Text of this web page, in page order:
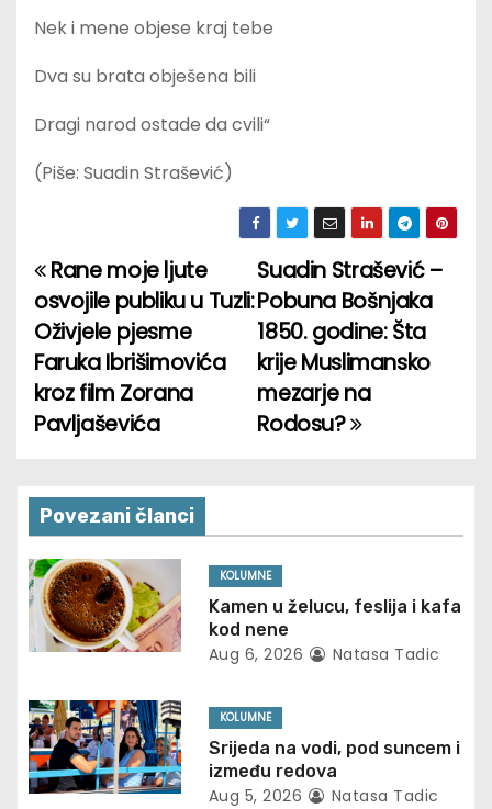
Nek i mene objese kraj tebe
Dva su brata obješena bili
Dragi narod ostade da cvili“
(Piše: Suadin Strašević)
P
o
s
t
a
v
i
g
a
t
i
Suadin Strašević –
Pobuna Bošnjaka
1850. godine: Šta
krije Muslimansko
mezarje na
Rodosu?
Rane moje ljute
osvojile publiku u Tuzli:
Oživjele pjesme
Faruka Ibrišimovića
kroz film Zorana
Pavljaševića
Povezani članci
KOLUMNE
Kamen u želucu, feslija i kafa
kod nene
Aug 6, 2026 Natasa Tadic
KOLUMNE
Srijeda na vodi, pod suncem i
između redova
Aug 5, 2026 Natasa Tadic